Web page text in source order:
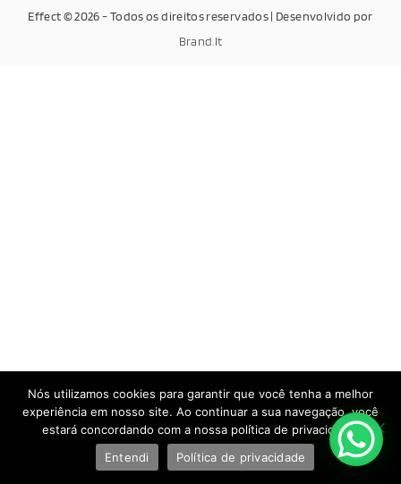
Effect © 2026 - Todos os direitos reservados | Desenvolvido por
Brand.It
Nós utilizamos cookies para garantir que você tenha a melhor
experiência em nosso site. Ao continuar a sua navegação, você
estará concordando com a nossa política de privacidade.
Entendi
Política de privacidade